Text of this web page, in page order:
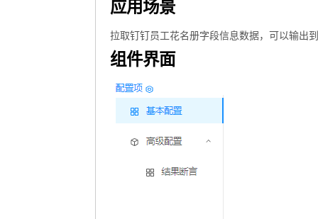
应用场景
拉取钉钉员工花名册字段信息数据，可以输出
组件界面